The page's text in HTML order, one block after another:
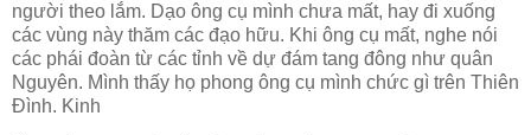
người theo lắm. Dạo ông cụ mình chưa mất, hay đi xuống
các vùng này thăm các đạo hữu. Khi ông cụ mất, nghe nói
các phái đoàn từ các tỉnh về dự đám tang đông như quân
Nguyên. Mình thấy họ phong ông cụ mình chức gì trên Thiên
Đình. Kinh